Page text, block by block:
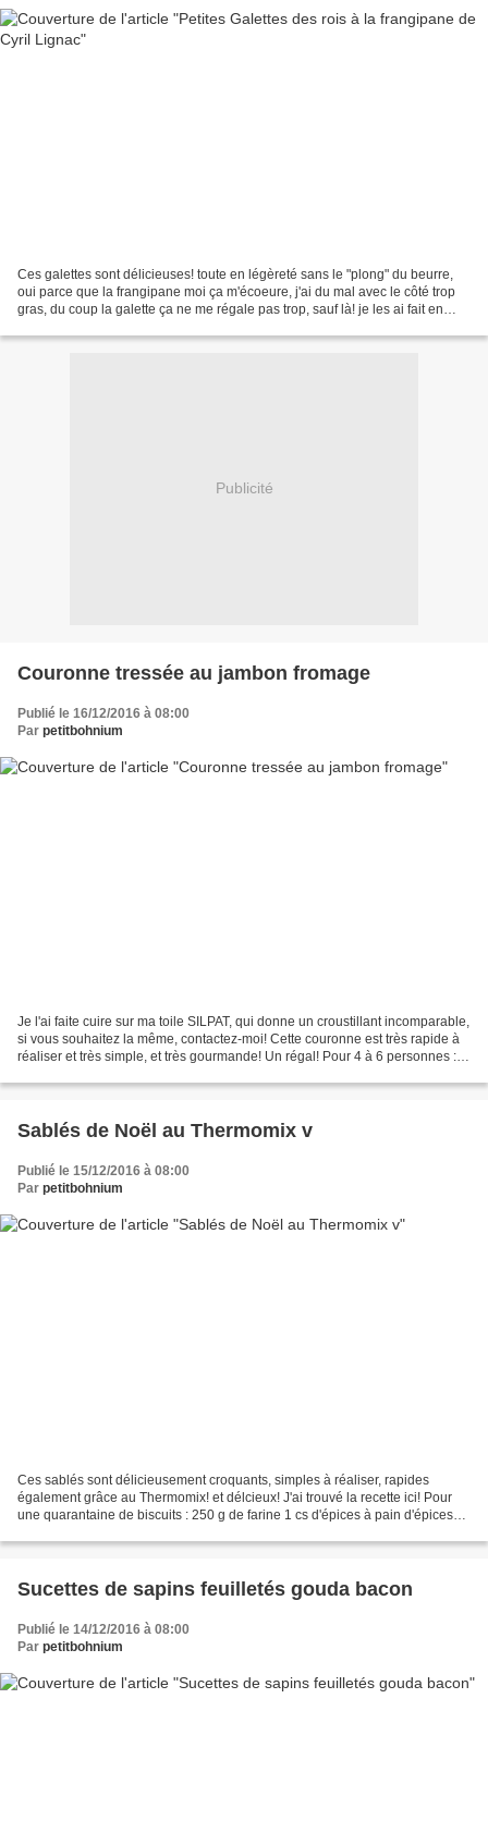
Ces galettes sont délicieuses! toute en légèreté sans le "plong" du beurre,
oui parce que la frangipane moi ça m'écoeure, j'ai du mal avec le côté trop
gras, du coup la galette ça ne me régale pas trop, sauf là! je les ai fait en
Publicité
Couronne tressée au jambon fromage
Publié le 16/12/2016 à 08:00
Par petitbohnium
Je l'ai faite cuire sur ma toile SILPAT, qui donne un croustillant incomparable,
si vous souhaitez la même, contactez-moi! Cette couronne est très rapide à
réaliser et très simple, et très gourmande! Un régal! Pour 4 à 6 personnes : 1
Sablés de Noël au Thermomix v
Publié le 15/12/2016 à 08:00
Par petitbohnium
Ces sablés sont délicieusement croquants, simples à réaliser, rapides
également grâce au Thermomix! et délcieux! J'ai trouvé la recette ici! Pour
une quarantaine de biscuits : 250 g de farine 1 cs d'épices à pain d'épices
Sucettes de sapins feuilletés gouda bacon
Publié le 14/12/2016 à 08:00
Par petitbohnium